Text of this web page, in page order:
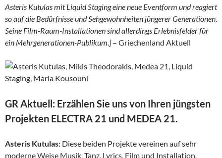
Asteris Kutulas mit Liquid Staging eine neue Eventform und reagiert
so auf die Bedürfnisse und Sehgewohnheiten jüngerer Generationen.
Seine Film-Raum-Installationen sind allerdings Erlebnisfelder für
ein Mehrgenerationen-Publikum.]– Griechenland Aktuell
GR Aktuell: Erzählen Sie uns von Ihren jüngsten
Projekten ELECTRA 21 und MEDEA 21.
Asteris Kutulas: Diese beiden Projekte vereinen auf sehr
moderne Weise Musik, Tanz, Lyrics, Film und Installation.